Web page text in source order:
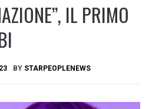
IL PRIMO
BY STARPEOPLENEWS